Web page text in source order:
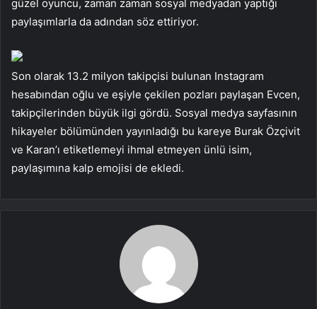
güzel oyuncu, zaman zaman sosyal medyadan yaptığı
paylaşımlarla da adından söz ettiriyor.
Son olarak 13.2 milyon takipçisi bulunan Instagram
hesabından oğlu ve eşiyle çekilen pozları paylaşan Evcen,
takipçilerinden büyük ilgi gördü. Sosyal medya sayfasının
hikayeler bölümünden yayınladığı bu kareye Burak Özçivit
ve Karan’ı etiketlemeyi ihmal etmeyen ünlü isim,
paylaşımına kalp emojisi de ekledi.